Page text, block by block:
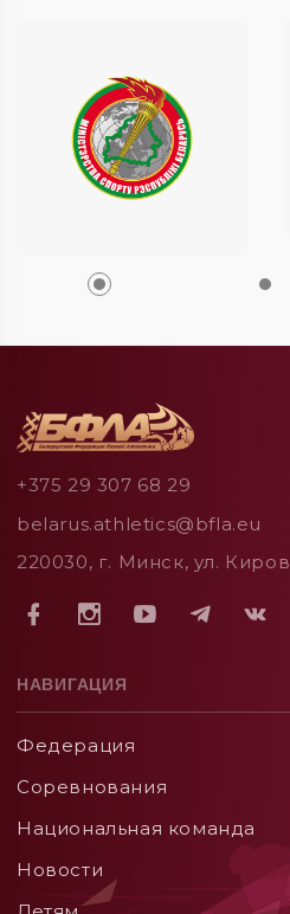
+375 29 307 68 29
belarus.athletics@bfla.eu
220030, г. Минск, ул.
НАВИГАЦИЯ
Федерация
Соревнования
Национальная команда
Новости